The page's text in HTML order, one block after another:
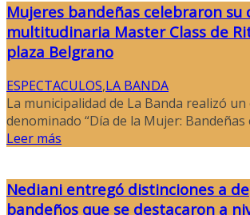
Mujeres bandeñas celebraron su
multitudinaria Master Class de
plaza Belgrano
ESPECTACULOS,LA BANDA
La municipalidad de La Banda realizó
denominado “Día de la Mujer: Bandeñas
Leer más
Nediani entregó distinciones a
bandeños que se destacaron a